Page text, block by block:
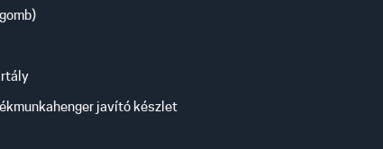
javító készlet